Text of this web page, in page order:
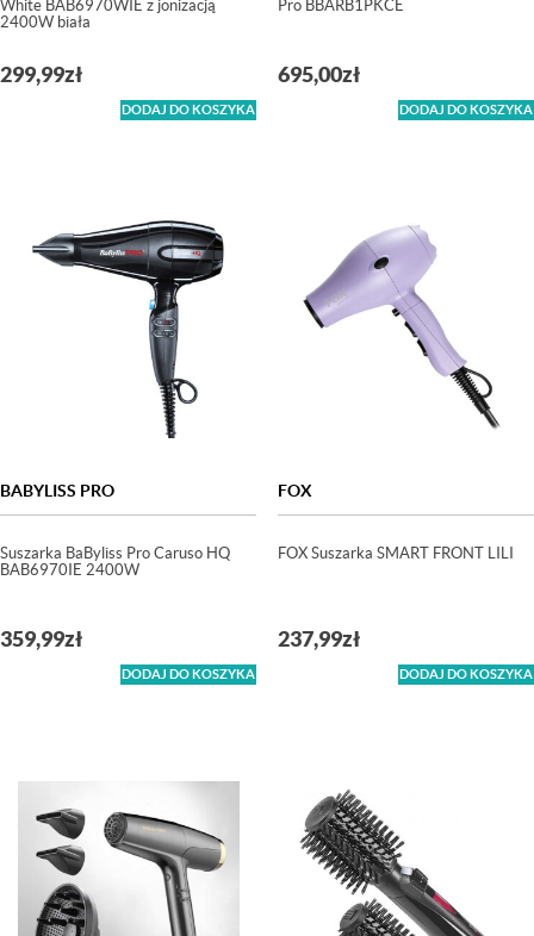
White BAB6970WIE z jonizacją
2400W biała
299,99zł
DODAJ DO KOSZYKA
Pro BBARB1PKCE
695,00zł
DODAJ DO KOSZYKA
BABYLISS PRO
Suszarka BaByliss Pro Caruso HQ
BAB6970IE 2400W
359,99zł
DODAJ DO KOSZYKA
FOX
FOX Suszarka SMART FRONT LILI
237,99zł
DODAJ DO KOSZYKA